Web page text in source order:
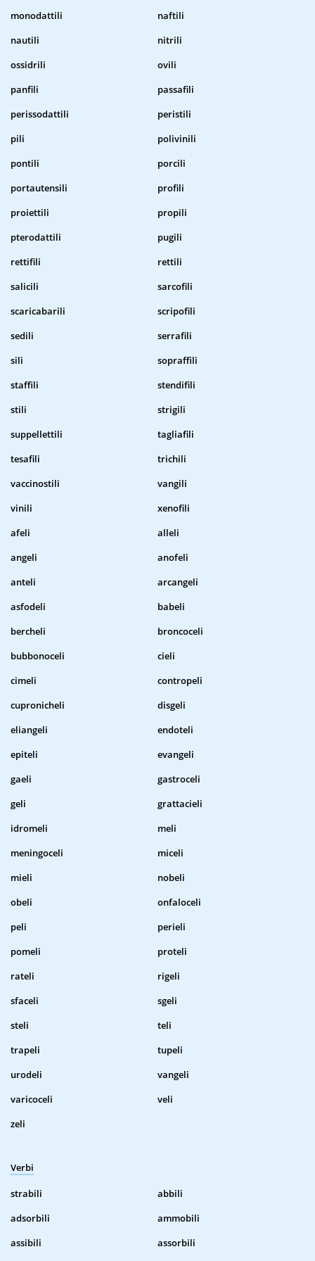
monodattili
naftili
nautili
nitrili
ossidrili
ovili
panfili
passafili
perissodattili
peristili
pili
polivinili
pontili
porcili
portautensili
profili
proiettili
propili
pterodattili
pugili
rettifili
rettili
salicili
sarcofili
scaricabarili
scripofili
sedili
serrafili
sili
sopraffili
staffili
stendifili
stili
strigili
suppellettili
tagliafili
tesafili
trichili
vaccinostili
vangili
vinili
xenofili
afeli
alleli
angeli
anofeli
anteli
arcangeli
asfodeli
babeli
bercheli
broncoceli
bubbonoceli
cieli
cimeli
contropeli
cupronicheli
disgeli
eliangeli
endoteli
epiteli
evangeli
gaeli
gastroceli
geli
grattacieli
idromeli
meli
meningoceli
miceli
mieli
nobeli
obeli
onfaloceli
peli
perieli
pomeli
proteli
rateli
rigeli
sfaceli
sgeli
steli
teli
trapeli
tupeli
urodeli
vangeli
varicoceli
veli
zeli
Verbi
strabili
abbili
adsorbili
ammobili
assibili
assorbili